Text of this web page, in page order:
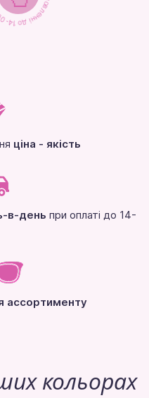
ціна - якість
в-день при оплаті до 14-
ассортименту
кольорах